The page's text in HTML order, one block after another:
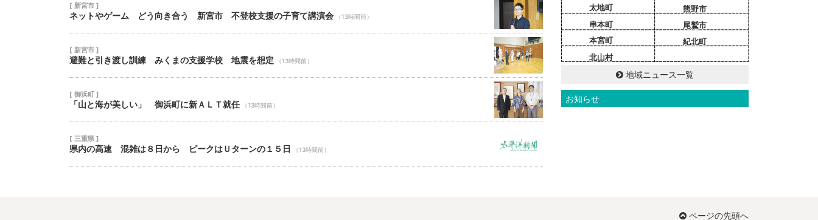
[ 新宮市 ]
ネットやゲーム どう向き合う 新宮市 不登校支援の子育て講演会 （13時間前）
[ 新宮市 ]
避難と引き渡し訓練 みくまの支援学校 地震を想定 （13時間前）
[ 御浜町 ]
「山と海が美しい」 御浜町に新ＡＬＴ就任 （13時間前）
[ 三重県 ]
県内の高速 混雑は８日から ピークはＵターンの１５日 （13時間前）
太地町
串本町
本宮町
北山村
熊野市
尾鷲市
紀北町
地域ニュース一覧
お知らせ
ページの先頭へ